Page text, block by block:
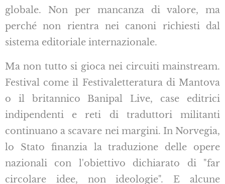
globale. Non per mancanza di valore, ma
perché non rientra nei canoni richiesti dal
sistema editoriale internazionale.
Ma non tutto si gioca nei circuiti mainstream.
Festival come il Festivaletteratura di Mantova
o il britannico Banipal Live, case editrici
indipendenti e reti di traduttori militanti
continuano a scavare nei margini. In Norvegia,
lo Stato finanzia la traduzione delle opere
nazionali con l'obiettivo dichiarato di "far
circolare idee, non ideologie". E alcune